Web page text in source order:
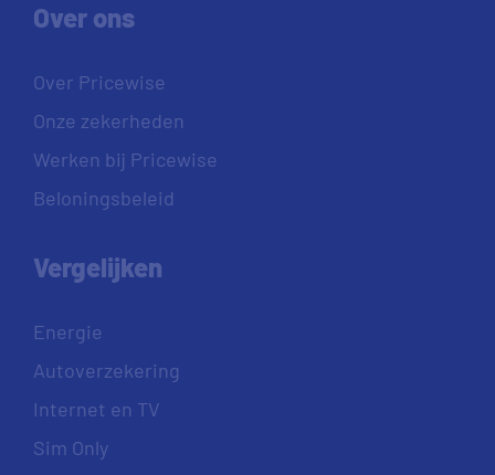
Over ons
Over Pricewise
Onze zekerheden
Werken bij Pricewise
Beloningsbeleid
Vergelijken
Energie
Autoverzekering
Internet en TV
Sim Only